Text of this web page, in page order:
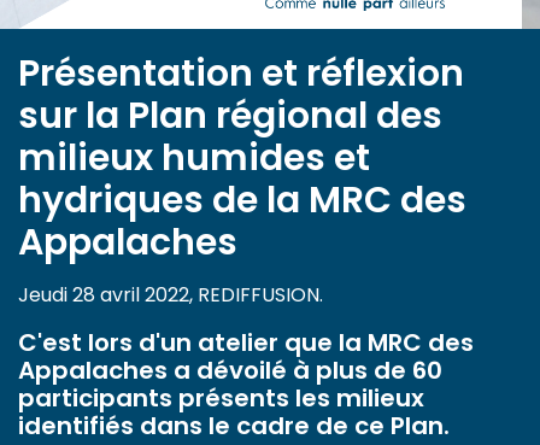
Présentation et réflexion
sur la Plan régional des
milieux humides et
hydriques de la MRC des
Appalaches
Jeudi 28 avril 2022, REDIFFUSION.
C'est lors d'un atelier que la MRC des
Appalaches a dévoilé à plus de 60
participants présents les milieux
identifiés dans le cadre de ce Plan.